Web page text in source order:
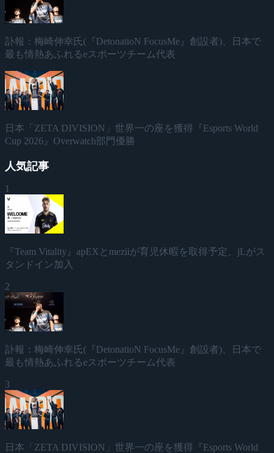
訃報：梅崎伸幸氏(『DetonatioN FocusMe』創設者)、日本で
最も情熱あふれるeスポーツチーム代表
日本「ZETA DIVISION」世界一の座を獲得『Esports World
Cup 2026』Overwatch部門優勝
人気記事
1
『Team Vitality』apEXとmeziiが育児休暇を取得予定、jLがス
タンドイン加入
2
訃報：梅崎伸幸氏(『DetonatioN FocusMe』創設者)、日本で
最も情熱あふれるeスポーツチーム代表
3
日本「ZETA DIVISION」世界一の座を獲得『Esports World